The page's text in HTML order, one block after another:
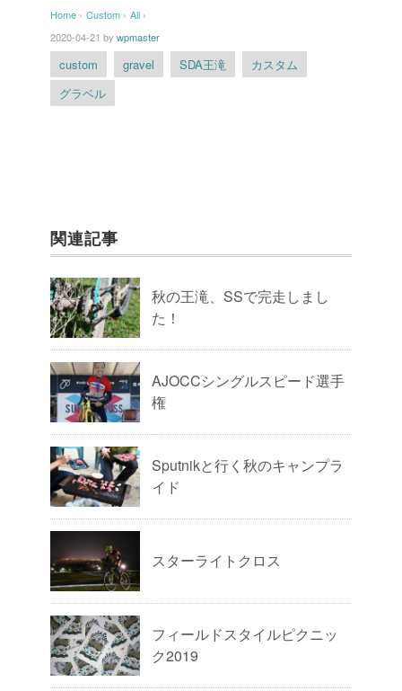
Home › Custom › All ›
2020-04-21 by wpmaster
custom gravel SDA王滝
カスタム
グラベル
関連記事
秋の王滝、SSで完走しまし
た！
AJOCCシングルスピード選手
権
Sputnikと行く秋のキャンプラ
イド
スターライトクロス
フィールドスタイルピクニッ
ク2019